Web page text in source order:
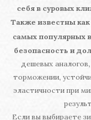
себя в суровых
Также известны как
самых популярных
безопасность и
дешевых
торможении,
эластичности при
Если вы выбираете